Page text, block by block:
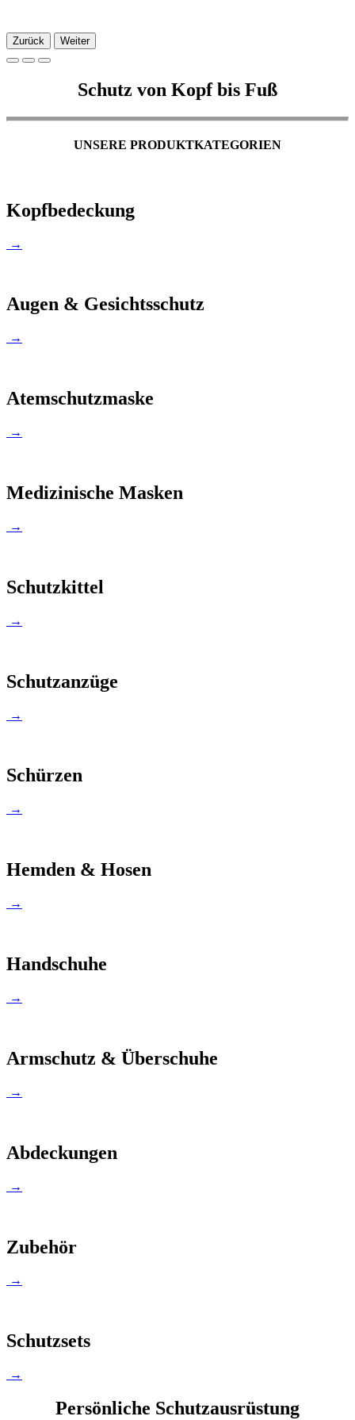
Zurück Weiter
Schutz von Kopf bis Fuß
UNSERE PRODUKTKATEGORIEN
Kopfbedeckung
→
Augen & Gesichtsschutz
→
Atemschutzmaske
→
Medizinische Masken
→
Schutzkittel
→
Schutzanzüge
→
Schürzen
→
Hemden & Hosen
→
Handschuhe
→
Armschutz & Überschuhe
→
Abdeckungen
→
Zubehör
→
Schutzsets
→
Persönliche Schutzausrüstung